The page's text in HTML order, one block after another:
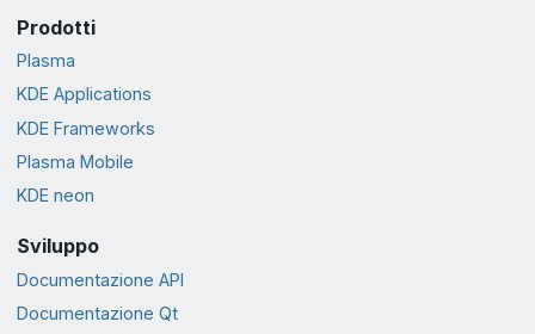
Prodotti
Plasma
KDE Applications
KDE Frameworks
Plasma Mobile
KDE neon
Sviluppo
Documentazione API
Documentazione Qt